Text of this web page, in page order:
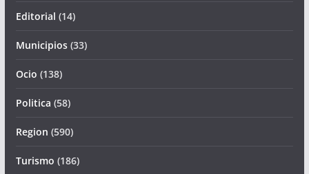
Editorial (14)
Municipios(33)
Ocio (138)
Politica (58)
Region (590)
Turismo (186)